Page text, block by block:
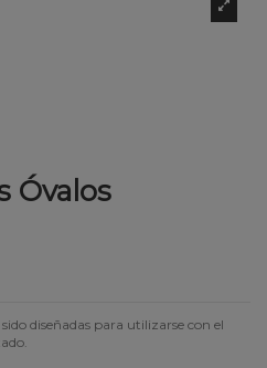
Óvalos
diseñadas para utilizarse con el